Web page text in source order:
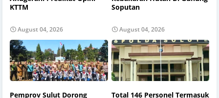
KTTM
August 04, 2026
Soputan
August 04, 2026
Pemprov Sulut Dorong Total 146 Personel Termasuk